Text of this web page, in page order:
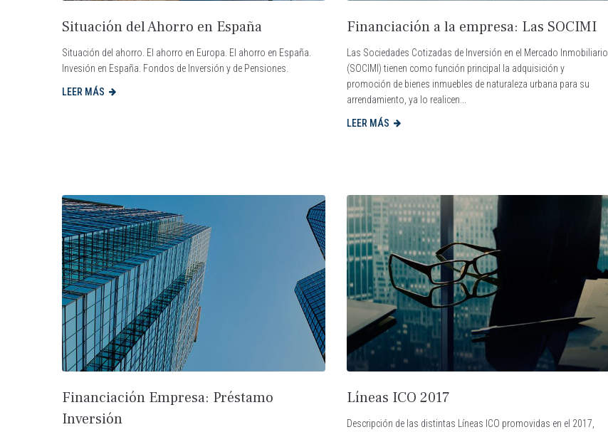
Situación del Ahorro en España
Situación del ahorro. El ahorro en Europa. El ahorro en España.
Invesión en España. Fondos de Inversión y de Pensiones.
LEER MÁS
Financiación a la empresa: Las SOCIMI
Las Sociedades Cotizadas de Inversión en el Mercado Inmobiliario
(SOCIMI) tienen como función principal la adquisición y
promoción de bienes inmuebles de naturaleza urbana para su
arrendamiento, ya lo realicen...
LEER MÁS
Financiación Empresa: Préstamo
Inversión
Líneas ICO 2017
Descripción de las distintas Líneas ICO promovidas en el 2017,